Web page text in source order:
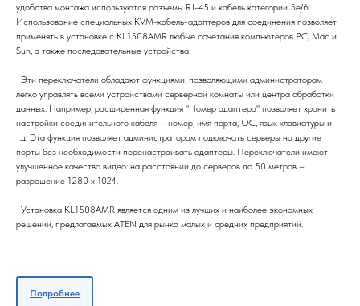
удобства монтажа используются разъемы RJ-45 и кабель категории 5e/6.
Использование специальных KVM-кабель-адаптеров для соединения позволяет
применять в установке с KL1508AMR любые сочетания компьютеров PC, Mac и
Sun, а также последовательные устройства.
Эти переключатели обладают функциями, позволяющими администраторам
легко управлять всеми устройствами серверной комнаты или центра обработки
данных. Например, расширенная функция "Номер адаптера" позволяет хранить
настройки соединительного кабеля – номер, имя порта, ОС, язык клавиатуры и
т.д. Эта функция позволяет администраторам подключать серверы на другие
порты без необходимости перенастраивать адаптеры. Переключатели имеют
улучшенное качество видео: на расстоянии до серверов до 50 метров –
разрешение 1280 x 1024.
Установка KL1508AMR является одним из лучших и наиболее экономных
решений, предлагаемых ATEN для рынка малых и средних предприятий.
Подробнее